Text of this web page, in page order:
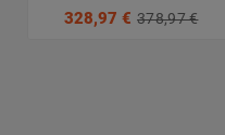
328,97 € 378,97 €